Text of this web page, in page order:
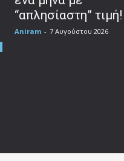
“απλησίαστη” τιμή!
Aniram - 7 Αυγούστου 2026